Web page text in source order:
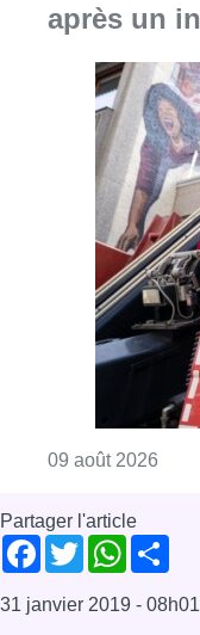
après un
09 août 2026
Partager l'article
Facebook
Twitter
31 janvier 2019 - 08h01